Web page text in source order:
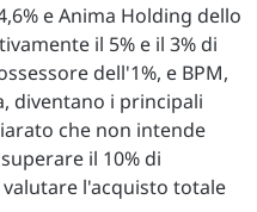
e Anima Holding dello
il 5% e il 3% di
dell'1%, e BPM,
diventano i principali
che non intende
il 10% di
l'acquisto totale